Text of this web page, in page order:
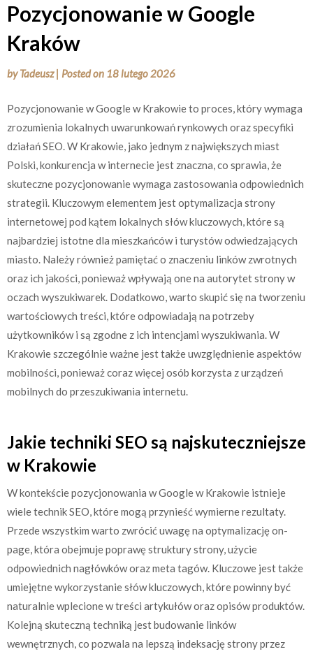
Pozycjonowanie w Google
Kraków
byTadeusz | Posted on 18 lutego 2026
Pozycjonowanie w Google w Krakowie to proces, który wymaga
zrozumienia lokalnych uwarunkowań rynkowych oraz specyfiki
działań SEO. W Krakowie, jako jednym z największych miast
Polski, konkurencja w internecie jest znaczna, co sprawia, że
skuteczne pozycjonowanie wymaga zastosowania odpowiednich
strategii. Kluczowym elementem jest optymalizacja strony
internetowej pod kątem lokalnych słów kluczowych, które są
najbardziej istotne dla mieszkańców i turystów odwiedzających
miasto. Należy również pamiętać o znaczeniu linków zwrotnych
oraz ich jakości, ponieważ wpływają one na autorytet strony w
oczach wyszukiwarek. Dodatkowo, warto skupić się na tworzeniu
wartościowych treści, które odpowiadają na potrzeby
użytkowników i są zgodne z ich intencjami wyszukiwania. W
Krakowie szczególnie ważne jest także uwzględnienie aspektów
mobilności, ponieważ coraz więcej osób korzysta z urządzeń
mobilnych do przeszukiwania internetu.
Jakie techniki SEO są najskuteczniejsze
w Krakowie
W kontekście pozycjonowania w Google w Krakowie istnieje
wiele technik SEO, które mogą przynieść wymierne rezultaty.
Przede wszystkim warto zwrócić uwagę na optymalizację on-
page, która obejmuje poprawę struktury strony, użycie
odpowiednich nagłówków oraz meta tagów. Kluczowe jest także
umiejętne wykorzystanie słów kluczowych, które powinny być
naturalnie wplecione w treści artykułów oraz opisów produktów.
Kolejną skuteczną techniką jest budowanie linków
wewnętrznych, co pozwala na lepszą indeksację strony przez